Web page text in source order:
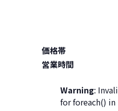
価格帯
営業時間
Warning:
for foreach() in